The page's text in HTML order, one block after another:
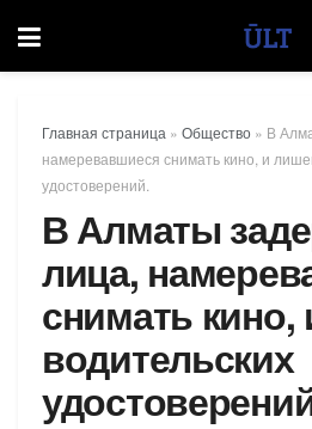
Главная страница » Общество » В
намеревавшиеся снимать кино, и
удостоверений.
В Алматы
лица,
снимать
водительских